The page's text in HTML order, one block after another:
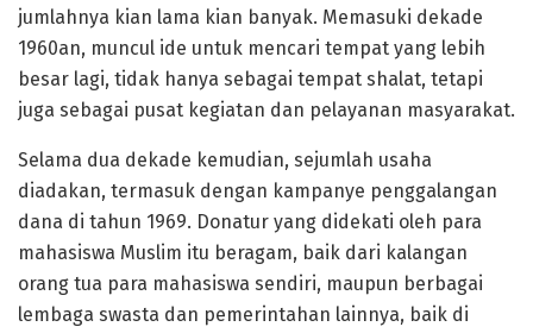
jumlahnya kian lama kian banyak. Memasuki dekade
1960an, muncul ide untuk mencari tempat yang lebih
besar lagi, tidak hanya sebagai tempat shalat, tetapi
juga sebagai pusat kegiatan dan pelayanan masyarakat.
Selama dua dekade kemudian, sejumlah usaha
diadakan, termasuk dengan kampanye penggalangan
dana di tahun 1969. Donatur yang didekati oleh para
mahasiswa Muslim itu beragam, baik dari kalangan
orang tua para mahasiswa sendiri, maupun berbagai
lembaga swasta dan pemerintahan lainnya, baik di